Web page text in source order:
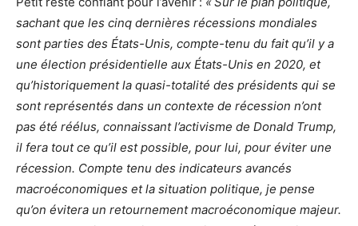
sachant que les cinq dernières récessions mondiales
sont parties des États-Unis, compte-tenu du fait qu’il y a
une élection présidentielle aux États-Unis en 2020, et
qu’historiquement la quasi-totalité des présidents qui se
sont représentés dans un contexte de récession n’ont
pas été réélus, connaissant l’activisme de Donald Trump,
il fera tout ce qu’il est possible, pour lui, pour éviter une
récession. Compte tenu des indicateurs avancés
macroéconomiques et la situation politique, je pense
qu’on évitera un retournement macroéconomique majeur.